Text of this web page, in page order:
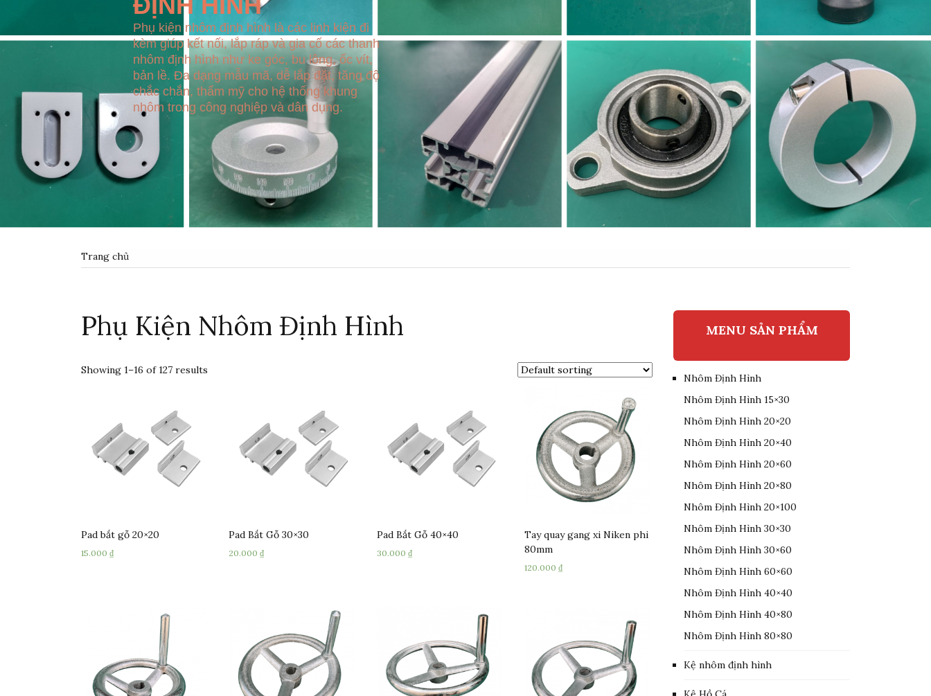
Phụ kiện nhôm định hình là các linh kiện đi
kèm giúp kết nối, lắp ráp và gia cố các thanh
nhôm định hình như ke góc, bu lông, ốc vít,
bản lề. Đa dạng mẫu mã, dễ lắp đặt, tăng độ
chắc chắn, thẩm mỹ cho hệ thống khung
nhôm trong công nghiệp và dân dụng.
Trang chủ
Phụ Kiện Nhôm Định Hình
Showing 1–16 of 127 results
Pad bắt gỗ 20×20
15.000 ₫
Pad Bắt Gỗ 30×30
20.000₫
Pad Bắt Gỗ 40×40
30.000 ₫
Tay quay gang xi Niken phi
80mm
120.000 ₫
MENU SẢN PHẨM
Nhôm Định Hình
Nhôm Định Hình 15×30
Nhôm Định Hình 20×20
Nhôm Định Hình 20×40
Nhôm Định Hình 20×60
Nhôm Định Hình 20×80
Nhôm Định Hình 20×100
Nhôm Định Hình 30×30
Nhôm Định Hình 30×60
Nhôm Định Hình 60×60
Nhôm Định Hình 40×40
Nhôm Định Hình 40×80
Nhôm Định Hình 80×80
Kệ nhôm định hình